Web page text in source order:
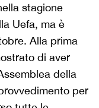
stagione
Uefa, ma è
Alla prima
di aver
della
per